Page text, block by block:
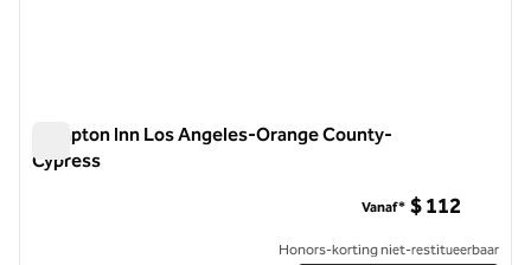
Hampton Inn Los Angeles-Orange County-
Cypress
Vanaf* $ 112
Honors-korting niet-restitueerbaar